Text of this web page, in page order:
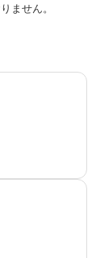
ません。